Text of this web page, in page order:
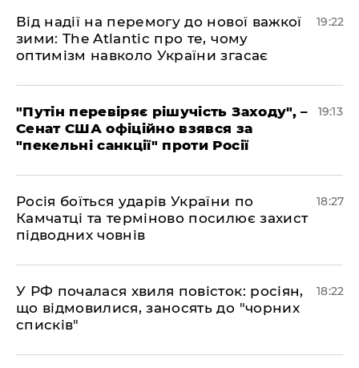
​Від надії на перемогу до нової важкої
зими: The Atlantic про те, чому
оптимізм навколо України згасає
19:22
​"Путін перевіряє рішучість Заходу", –
Сенат США офіційно взявся за
"пекельні санкції" проти Росії
19:13
​Росія боїться ударів України по
Камчатці та терміново посилює захист
підводних човнів
18:27
​У РФ почалася хвиля повісток: росіян,
що відмовилися, заносять до "чорних
списків"
18:22